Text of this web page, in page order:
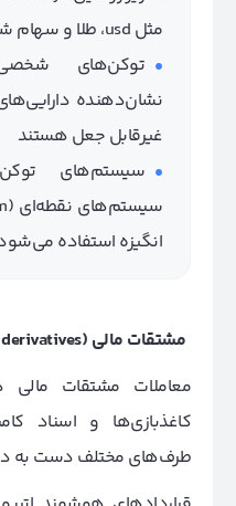
مثل usd، طلا و سهام شرکت‌ها هستند
نشان‌دهنده
غیرقابل جعل هستند
سیستم‌های
انگیزه استفاده
مشتقات مالی (financial derivatives)
معاملات مشتقات
کاغذبازی‌ها و اسناد
طرف‌های مختلف دست